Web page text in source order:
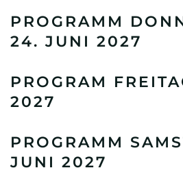
PROGRAMM
24. JUNI 2027
PROGRAM
2027
PROGRAMM
JUNI 2027